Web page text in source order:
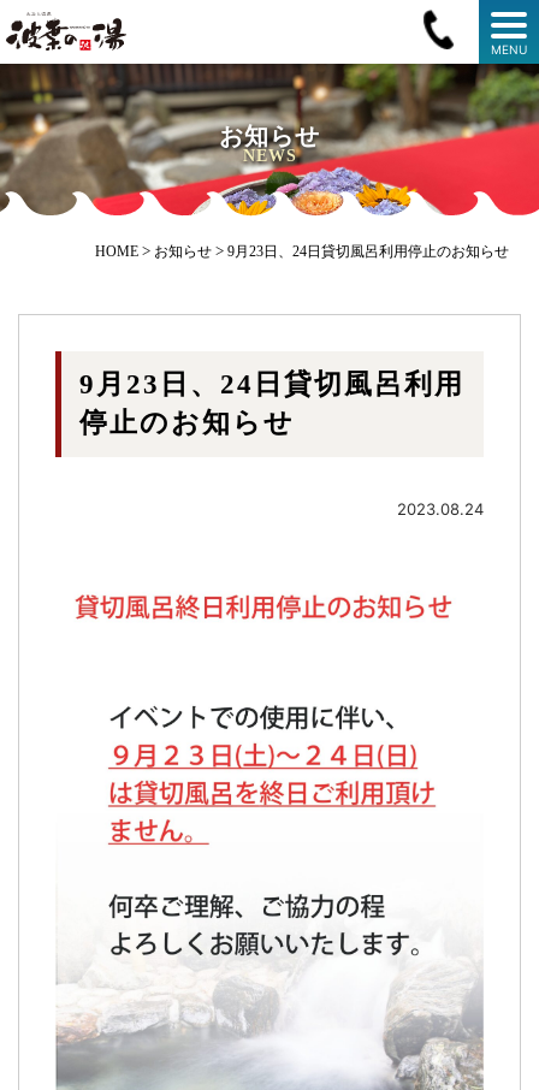
MENU
お知らせ
NEWS
HOME > お知らせ > 9月23日、24日貸切風呂利用停止のお知らせ
9月23日、24日貸切風呂利用
停止のお知らせ
2023.08.24